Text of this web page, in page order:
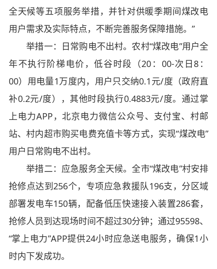
全天候等五项服务举措，并针对供暖季期间煤改电
用户需求及实际特点，不断完善服务保障措施。”
举措一：日常购电不出村。农村“煤改电”用户全
年不执行阶梯电价，低谷时段（20：00-次日8：
00）用电量1万度内，用户只交纳0.1元/度（政府直
补0.2元/度），其他时段执行0.4883元/度。通过掌
上电力APP，北京电力微信公众号、支付宝、村邮
站、村内超市购买电费充值卡等方式，实现“煤改电”
用户日常购电不出村。
举措二：应急服务全天候。全市“煤改电”村安排
抢修点达到256个，专项应急救援队196支，分区域
部署发电车150辆，配备低压快速接入装置286套，
抢修人员到达现场时间不超过30分钟；通过95598、
“掌上电力”APP提供24小时应急送电服务，确保1小
时内下发成功。